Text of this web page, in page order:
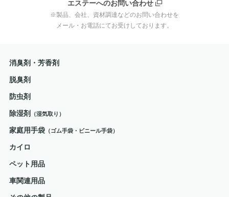
エステーへのお問い合わせ
※製品、会社、資材調達などのお問い合わせを
メール・お電話にてお受けしております。
消臭剤・芳香剤
脱臭剤
防虫剤
除湿剤 （湿気取り）
家庭用手袋（ゴム手袋・ビニール手袋）
カイロ
ペット用品
車関連用品